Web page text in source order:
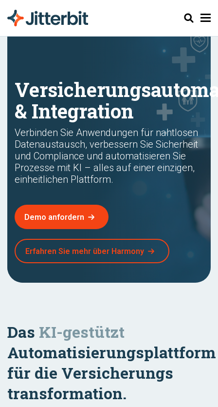
Suchen
& Integration
Verbinden Sie Anwendungen für nahtlosen
Datenaustausch, verbessern Sie Sicherheit
und Compliance und automatisieren Sie
Prozesse mit KI – alles auf einer einzigen,
einheitlichen Plattform.
Demo anfordern
Erfahren Sie mehr über Harmony
Das KI-gestützt
Automatisierungsplattform
für die Versicherungs
transformation.